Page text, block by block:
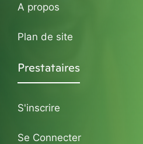
A propos
Plan de site
Prestataires
S'inscrire
Se Connecter